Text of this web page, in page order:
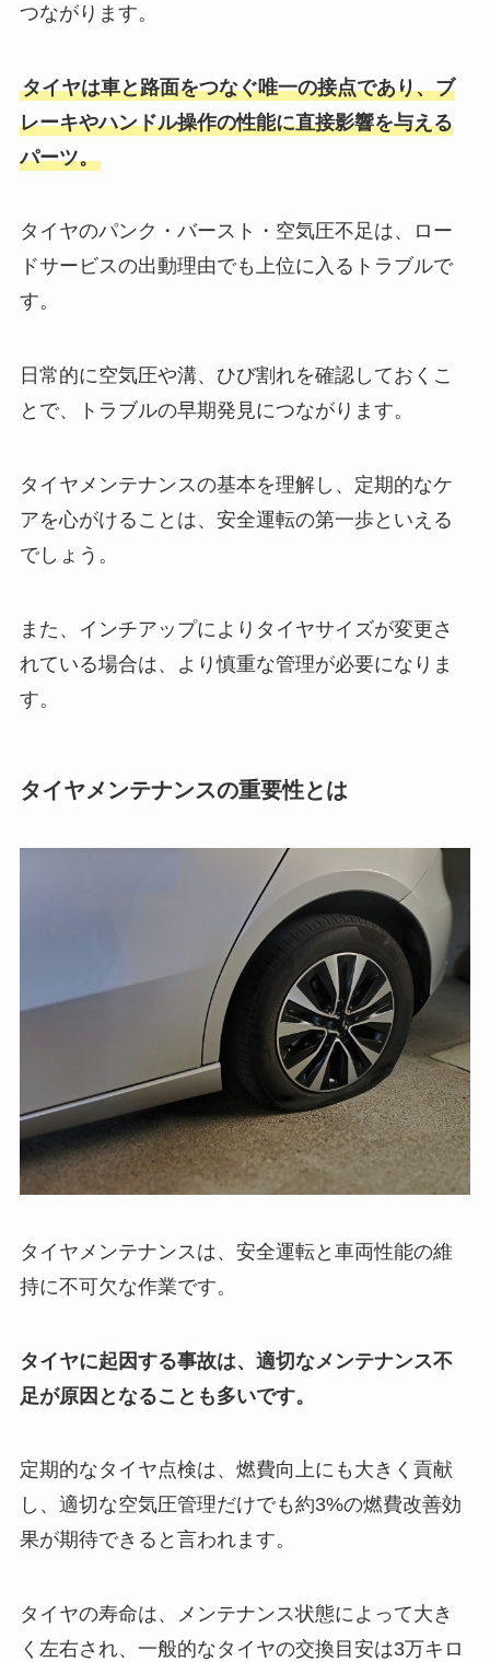
つながります。
タイヤは車と路面をつなぐ唯一の接点であり、ブ
レーキやハンドル操作の性能に直接影響を与える
パーツ。
タイヤのパンク・バースト・空気圧不足は、ロー
ドサービスの出動理由でも上位に入るトラブルで
す。
日常的に空気圧や溝、ひび割れを確認しておくこ
とで、トラブルの早期発見につながります。
タイヤメンテナンスの基本を理解し、定期的なケ
アを心がけることは、安全運転の第一歩といえる
でしょう。
また、インチアップによりタイヤサイズが変更さ
れている場合は、より慎重な管理が必要になりま
す。
タイヤメンテナンスの重要性とは
タイヤメンテナンスは、安全運転と車両性能の維
持に不可欠な作業です。
タイヤに起因する事故は、適切なメンテナンス不
足が原因となることも多いです。
定期的なタイヤ点検は、燃費向上にも大きく貢献
し、適切な空気圧管理だけでも約3%の燃費改善効
果が期待できると言われます。
タイヤの寿命は、メンテナンス状態によって大き
く左右され、一般的なタイヤの交換目安は3万キロ